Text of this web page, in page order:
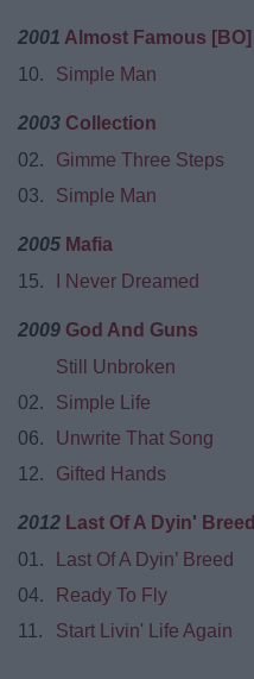
2001 Almost Famous [BO]
10.
Simple Man
2003 Collection
02.
Gimme Three Steps
03.
Simple Man
2005 Mafia
15.
I Never Dreamed
2009 God And Guns
Still Unbroken
02.
Simple Life
06.
Unwrite That Song
12.
Gifted Hands
2012 Last Of A Dyin' Breed
01.
Last Of A Dyin’ Breed
04.
Ready To Fly
11.
Start Livin' Life Again